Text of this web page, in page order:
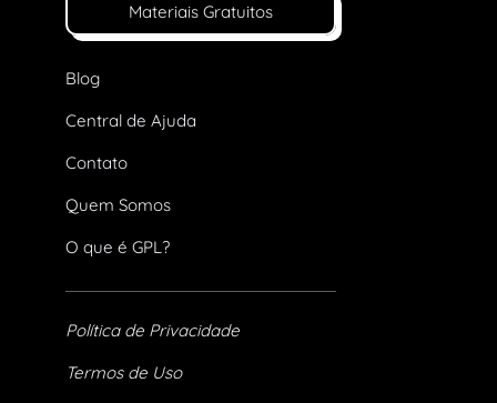
Materiais Gratuitos
Blog
Central de Ajuda
Contato
Quem Somos
O que é GPL?
Política de Privacidade
Termos de Uso